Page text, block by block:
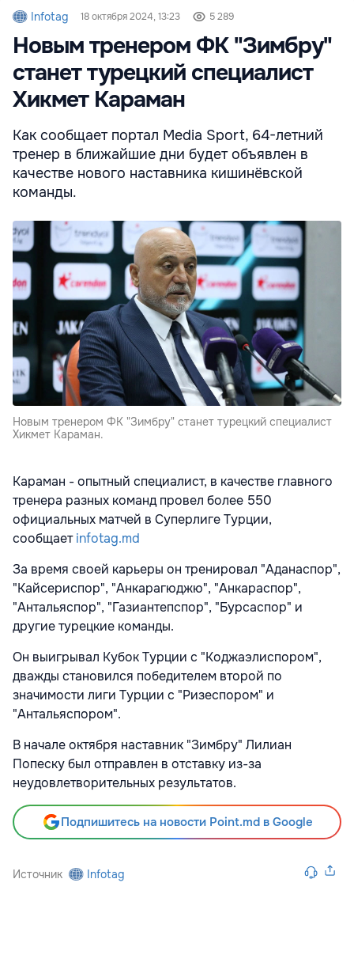
Infotag 18 октября 2024, 13:23 5 289
Новым тренером ФК "Зимбру"
станет турецкий специалист
Хикмет Караман
Как сообщает портал Media Sport, 64-летний
тренер в ближайшие дни будет объявлен в
качестве нового наставника кишинёвской
команды.
Новым тренером ФК "Зимбру" станет турецкий специалист
Хикмет Караман.
Караман - опытный специалист, в качестве главного
тренера разных команд провел более 550
официальных матчей в Суперлиге Турции,
сообщаетinfotag.md
За время своей карьеры он тренировал "Аданаспор",
"Кайсериспор", "Анкарагюджю", "Анкараспор",
"Антальяспор", "Газиантепспор", "Бурсаспор" и
другие турецкие команды.
Он выигрывал Кубок Турции с "Коджаэлиспором",
дважды становился победителем второй по
значимости лиги Турции с "Ризеспором" и
"Антальяспором".
В начале октября наставник "Зимбру" Лилиан
Попеску был отправлен в отставку из-за
неудовлетворительных результатов.
Подпишитесь на новости Point.md в Google
Источник Infotag